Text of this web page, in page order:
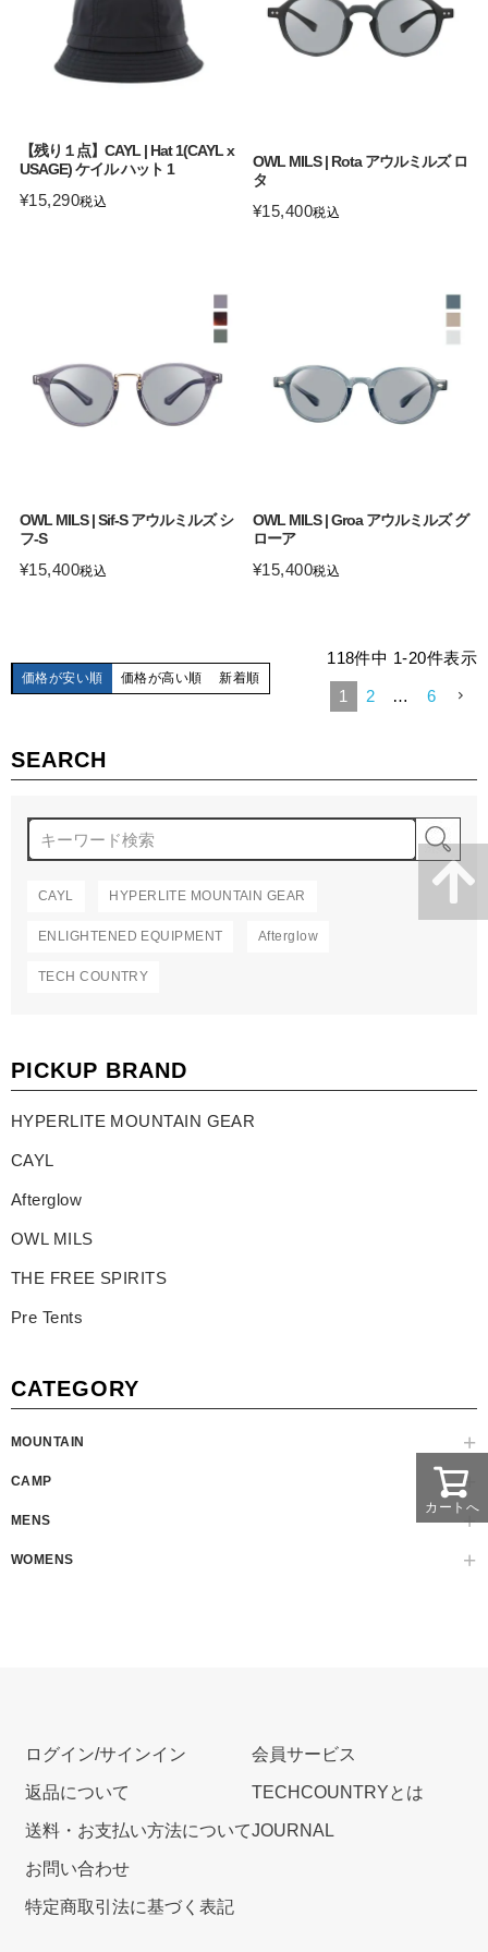
SEARCH
CAYL HYPERLITE MOUNTAIN GEAR
ENLIGHTENED EQUIPMENT Afterglow
TECH COUNTRY
PICKUP BRAND
HYPERLITE MOUNTAIN GEAR
CAYL
Afterglow
OWL MILS
THE FREE SPIRITS
Pre Tents
CATEGORY
MOUNTAIN
CAMP
MENS
WOMENS
【残り１点】CAYL | Hat 1(CAYL x
USAGE) ケイル ハット 1
¥15,290税込
OWL MILS | Rota アウルミルズ ロ
タ
¥15,400税込
OWL MILS | Sif-S アウルミルズ シ
フ-S
¥15,400税込
OWL MILS | Groa アウルミルズ グ
ローア
¥15,400税込
価格が安い順 価格が高い順 新着順
118件中 1-20件表示
1 2 … 6
カートへ
ログイン/サインイン
返品について
送料・お支払い方法について
お問い合わせ
特定商取引法に基づく表記
会員サービス
TECHCOUNTRYとは
JOURNAL